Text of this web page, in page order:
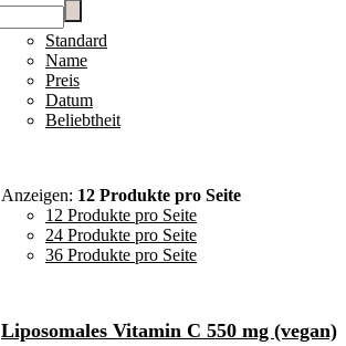
Sortieren nach:
Standard
Name
Preis
Datum
Beliebtheit
Anzeigen: 12 Produkte pro Seite
12 Produkte pro Seite
24 Produkte pro Seite
36 Produkte pro Seite
Liposomales Vitamin C 550 mg (vegan)